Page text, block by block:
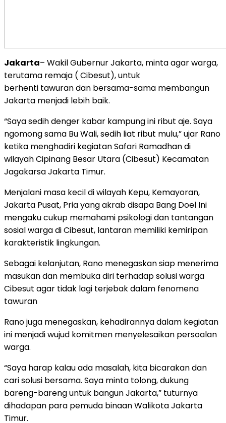
Jakarta– Wakil Gubernur Jakarta, minta agar warga,
terutama remaja ( Cibesut), untuk
berhenti tawuran dan bersama-sama membangun
Jakarta menjadi lebih baik.
“Saya sedih denger kabar kampung ini ribut aje. Saya
ngomong sama Bu Wali, sedih liat ribut mulu,” ujar Rano
ketika menghadiri kegiatan Safari Ramadhan di
wilayah Cipinang Besar Utara (Cibesut) Kecamatan
Jagakarsa Jakarta Timur.
Menjalani masa kecil di wilayah Kepu, Kemayoran,
Jakarta Pusat, Pria yang akrab disapa Bang Doel Ini
mengaku cukup memahami psikologi dan tantangan
sosial warga di Cibesut, lantaran memiliki kemiripan
karakteristik lingkungan.
Sebagai kelanjutan, Rano menegaskan siap menerima
masukan dan membuka diri terhadap solusi warga
Cibesut agar tidak lagi terjebak dalam fenomena
tawuran
Rano juga menegaskan, kehadirannya dalam kegiatan
ini menjadi wujud komitmen menyelesaikan persoalan
warga.
“Saya harap kalau ada masalah, kita bicarakan dan
cari solusi bersama. Saya minta tolong, dukung
bareng-bareng untuk bangun Jakarta,” tuturnya
dihadapan para pemuda binaan Walikota Jakarta
Timur.